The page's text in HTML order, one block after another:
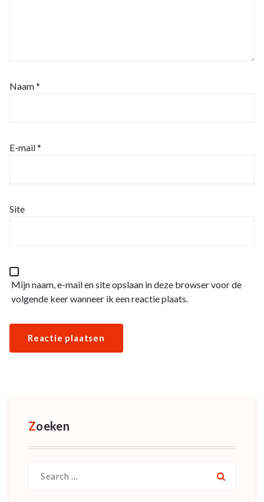
Naam*
E-mail*
Site
Mijn naam, e-mail en site opslaan in deze browser voor de
volgende keer wanneer ik een reactie plaats.
Zoeken
for: